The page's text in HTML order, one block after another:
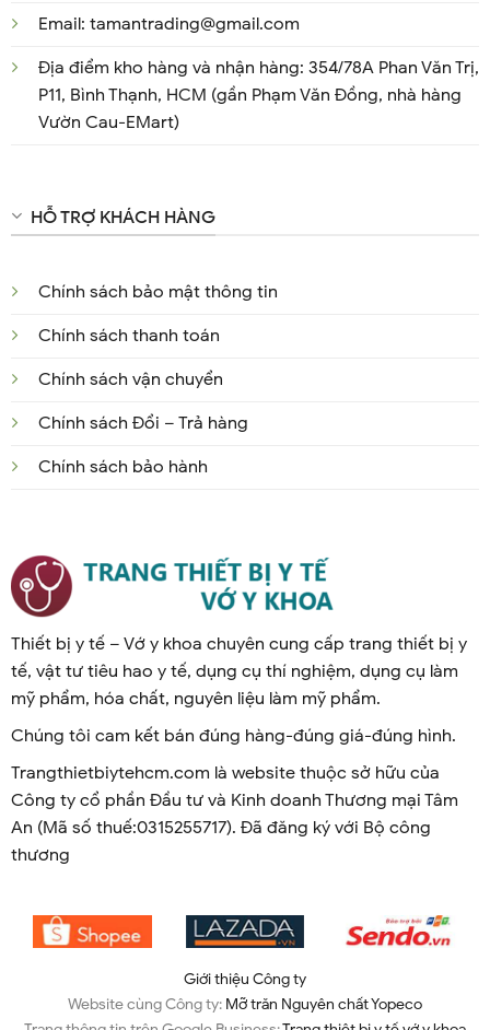
Email: tamantrading@gmail.com
Địa điểm kho hàng và nhận hàng: 354/78A Phan Văn Trị,
P11, Bình Thạnh, HCM (gần Phạm Văn Đồng, nhà hàng
Vườn Cau-EMart)
HỖ TRỢ KHÁCH HÀNG
Chính sách bảo mật thông tin
Chính sách thanh toán
Chính sách vận chuyển
Chính sách Đổi – Trả hàng
Chính sách bảo hành
Thiết bị y tế – Vớ y khoa chuyên cung cấp trang thiết bị y
tế, vật tư tiêu hao y tế, dụng cụ thí nghiệm, dụng cụ làm
mỹ phẩm, hóa chất, nguyên liệu làm mỹ phẩm.
Chúng tôi cam kết bán đúng hàng-đúng giá-đúng hình.
Trangthietbiytehcm.com là website thuộc sở hữu của
Công ty cổ phần Đầu tư và Kinh doanh Thương mại Tâm
An (Mã số thuế:0315255717). Đã đăng ký với Bộ công
thương
Giới thiệu Công ty
Website cùng Công ty: Mỡ trăn Nguyên chất Yopeco